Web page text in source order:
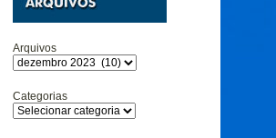
Arquivos
Categorias